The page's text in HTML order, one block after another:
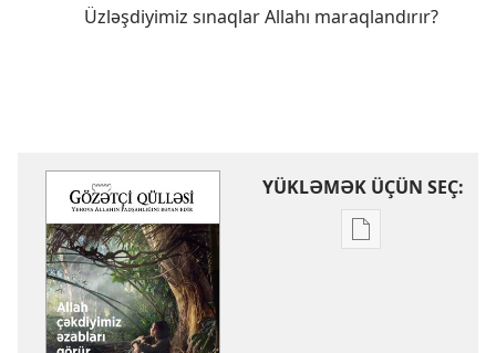
Üzləşdiyimiz sınaqlar Allahı maraqlandırır?
YÜKLƏMƏK ÜÇÜN SEÇ:
Nəşrləri